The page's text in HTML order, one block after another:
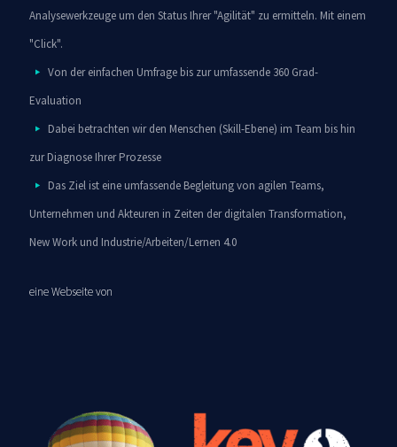
Analysewerkzeuge um den Status Ihrer "Agilität" zu ermitteln. Mit einem
"Click".
Von der einfachen Umfrage bis zur umfassende 360 Grad-
Evaluation
Dabei betrachten wir den Menschen (Skill-Ebene) im Team bis hin
zur Diagnose Ihrer Prozesse
Das Ziel ist eine umfassende Begleitung von agilen Teams,
Unternehmen und Akteuren in Zeiten der digitalen Transformation,
New Work und Industrie/Arbeiten/Lernen 4.0
eine Webseite von